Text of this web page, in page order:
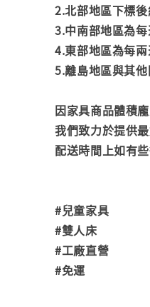
2.北部地區下標
3.中南部地區為
4.東部地區為每
5.離島地區與其
因家具商品體積
我們致力於提供
配送時間上如有
#兒童家具
#雙人床
#工廠直營
#免運